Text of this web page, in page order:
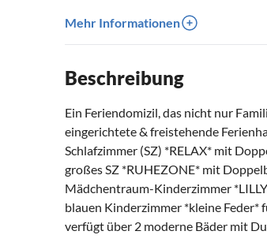
Mehr Informationen
Beschreibung
Ein Feriendomizil, das nicht nur
eingerichtete & freistehende
Schlafzimmer (SZ) *RELAX* mit
großes SZ *RUHEZONE* mit
Mädchentraum-Kinderzimmer
blauen Kinderzimmer *kleine Feder*
verfügt über 2 moderne Bäder mit